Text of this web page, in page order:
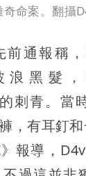
命案。翻攝
前通報稱
浪黑髮
刺青。當
，有耳釘
報導，